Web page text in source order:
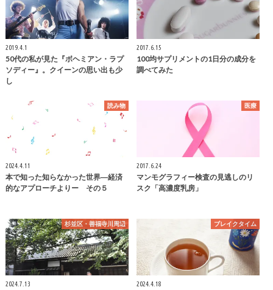
2019.4.1
50代の私が見た『ボヘミアン・ラプ
ソディー』。クイーンの思い出も少
し
2017.6.15
100均サプリメントの1日分の成分を
調べてみた
読み物
2024.4.11
本で知った知らなかった世界―経済
的なアプローチよりー その５
医療
2017.6.24
マンモグラフィー検査の見逃しのリ
スク「高濃度乳房」
杉並区・善福寺川周辺
2024.7.13
ブレイクタイム
2024.4.18